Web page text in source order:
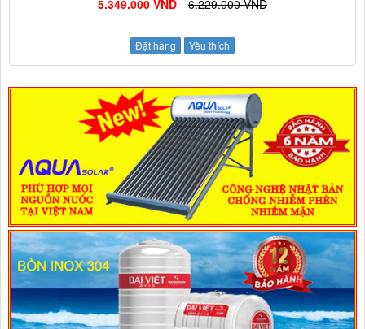
5.349.000 VND 6.229.000 VND
Đặt hàng Yêu thích